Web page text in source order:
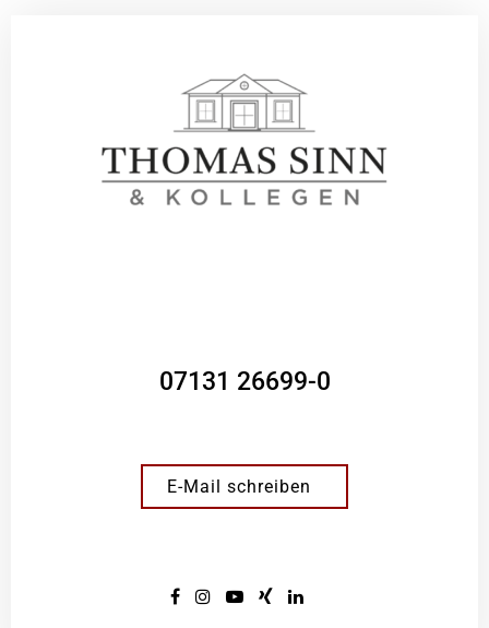
07131 26699-0
E-Mail schreiben